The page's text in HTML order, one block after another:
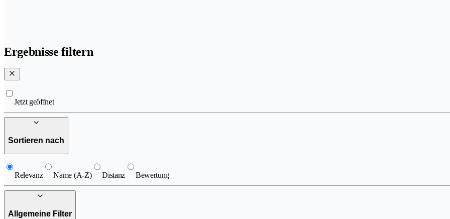
Ergebnisse filtern
Jetzt geöffnet
Sortieren nach
Relevanz Name (A-Z) Distanz Bewertung
Allgemeine Filter